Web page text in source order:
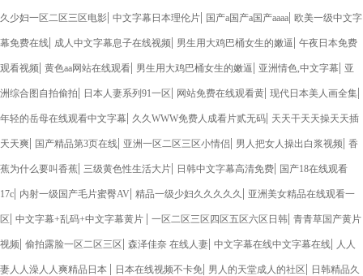
久少妇一区二区三区电影| 中文字幕日本理伦片| 国产a国产a国产aaaa| 欧美一级中文字
幕免费在线| 成人中文字幕息子在线视频| 男生用大鸡巴桶女生的嫩逼 | 午夜日本免费
观看视频| 黄色aa网站在线观看| 男生用大鸡巴桶女生的嫩逼 | 亚洲情色,中文字幕| 亚
洲综合图自拍偷拍| 日本人妻系列91一区| 网站免费在线观看黄| 现代日本美人画全集|
年轻的岳母在线观看中文字幕| 久久WWW免费人成看片贰无码| 天天干天天操天天插
天天爽| 国产精品第3页在线| 亚洲一区二区三区小情侣| 男人把女人操出白浆视频| 香
蕉为什么要叫香蕉| 三级黄色性生活大片| 日韩中文字幕高清免费| 国产18在线观看
17c| 内射一级国产毛片蜜臀AV| 精品一级少妇久久久久久 | 亚洲美女精品在线观看一
区| 中文字幕+乱码+中文字幕黄片 | 一区二区三区四区五区六区日韩| 青青草国产黄片
视频| 偷拍露脸一区二区三区| 森泽佳奈 在线人妻| 中文字幕在线中文字幕在线| 人人
妻人人澡人人爽精品日本 | 日本在线视频不卡免| 男人的天堂成人的社区| 日韩精品久